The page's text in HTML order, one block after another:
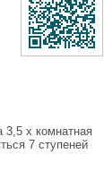
х комнатная
7 ступеней